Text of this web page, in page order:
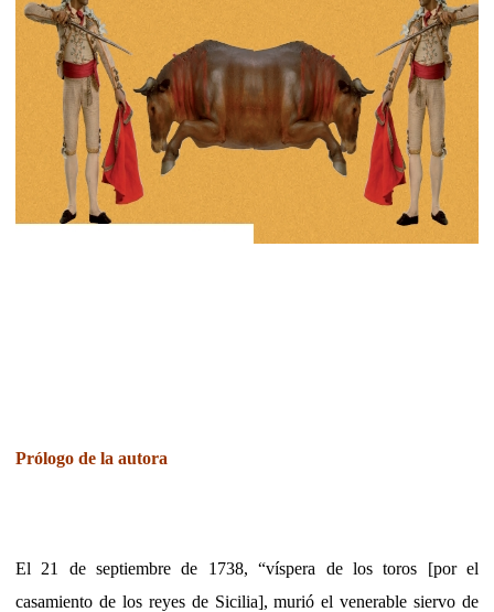
Prólogo de la autora
El 21 de septiembre de 1738, “víspera de los toros [por el
casamiento de los reyes de Sicilia], murió el venerable siervo de